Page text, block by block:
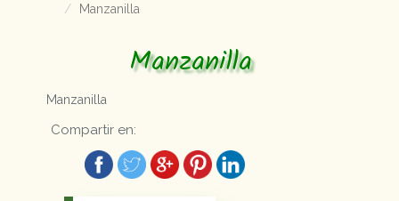
Manzanilla
Manzanilla
Manzanilla
Compartir en: